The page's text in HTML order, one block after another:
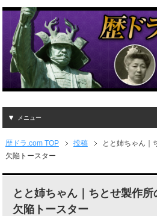
メニュー
歴ドラ.com TOP 投稿
とと姉ちゃん｜
欠陥トースター
とと姉ちゃん｜ちとせ製作所
欠陥トースター